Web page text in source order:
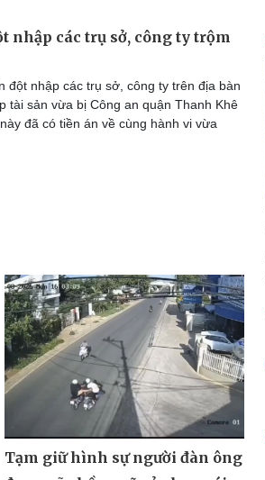
nhập các trụ sở, công ty trộm
đột nhập các trụ sở, công ty trên địa bàn
tài sản vừa bị Công an quận Thanh Khê
đã có tiền án về cùng hành vi vừa
Tạm giữ hình sự người đàn ông